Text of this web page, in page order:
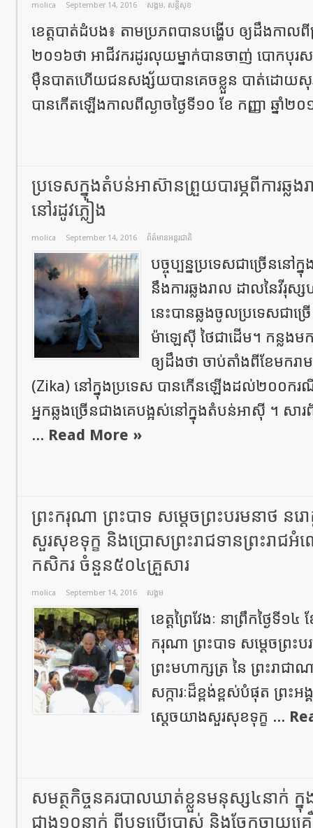
molica September 14, 2016 សង្គម, សន្តិសុខ
ខេត្តបាត់ដំបង៖ តាមប្រភពបានបង្ហើប ឲ្យដឹងកាលពី
២០១៦ថា អាជីវករដូរលុយម្នាក់បានចាញ់ បោកបុ
ម៉ឺនបាតហើយជនសង្ស័យបានគេចខ្លួន បាត់ដោយសុ
បានកើតឡើងកាលពីល្ងាចថ្ងៃទី១០ ខែ កញ្ញា ឆ្នាំ២
ប្រទេសក្នុងតំបន់អាស៊ានព្រួយបារម្ភពីការឆ្ល
នៅរដូវភ្លៀង
molica September 14, 2016 ព័ត៌មានអន្តរជាតិ
បច្ចុប្បន្នប្រទេសជាច្រើនន
នឹងការឆ្លងរាល ដាលនៃវីរុ
នេះបានឆ្លងចូលប្រទេសជាច្រ
ម៉ាឡេស៊ី ថៃជាដើម។ កន្លង
ឲ្យដឹងថា ចាប់តាំងពីខែមករ
(Zika) នៅក្នុងប្រទេស បានកើនឡើងដល់២០០ករ
អ្នកឆ្លងច្រើនជាងគេបង្អស់នៅក្នុងតំបន់អាស៊ី ។ សា
... Read More »
ព្រះ​ករុណា​ ព្រះបាទ​ សម្ដេច​ព្រះ​បរម​នាថ​ ន
សួរសុខទុក្ខ​ និងប្រោសព្រះរាជទានព្រះរាជ
កសិករ​ ចំនួន​៥០៤គ្រួសារ​
molica September 14, 2016 សង្គម
ខេត្តព្រៃវែងៈ នាព្រឹកថ្ងៃទី១
ករុណា ព្រះបាទ សម្ដេចព្រ
ព្រះមហាក្សត្រ នៃ ព្រះរាជា
សក្ការៈដ៏ខ្ពង់ខ្ពស់បំផុត ព្រះអ
ស្តេចយាងសួរសុខទុក្ខ ...
សមត្ថកិច្ចនគរបាលឃាត់ខ្លួនមនុស្ស៤នាក់
ជាង១០នាក់ ពីបទប្រើប្រាស់ និងចែកចាយគ្